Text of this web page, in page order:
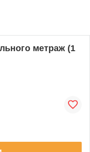
метраж (1